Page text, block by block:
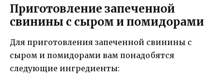
Приготовление запеченной
свинины с сыром и помидорами
Для приготовления запеченной свинины с
сыром и помидорами вам понадобятся
следующие ингредиенты: